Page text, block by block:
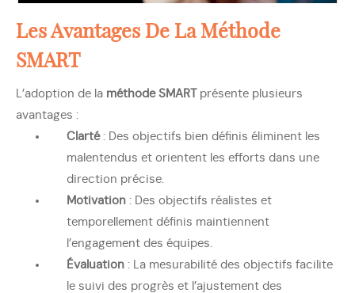
Les Avantages De La Méthode
SMART
L’adoption de la méthode SMART
présente plusieurs
avantages :
Clarté: Des objectifs bien définis éliminent les
malentendus et orientent les efforts dans une
direction précise.
Motivation : Des objectifs réalistes et
temporellement définis maintiennent
l’engagement des équipes.
Évaluation : La mesurabilité des objectifs facilite
le suivi des progrès et l’ajustement des